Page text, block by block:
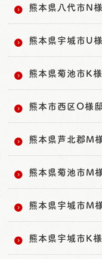
熊本県八代市N
熊本県宇城市U
熊本県菊池市K
熊本市西区O様
熊本県芦北郡M
熊本県菊池市M
熊本県宇城市M
熊本県宇城市K